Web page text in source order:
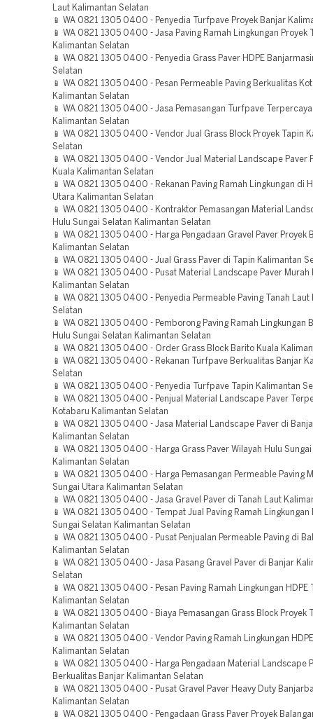
Laut Kalimantan Selatan
📱 WA 0821 1305 0400 - Penyedia Turfpave Proyek Banjar
📱 WA 0821 1305 0400 - Jasa Paving Ramah Lingkungan Proyek
Kalimantan Selatan
📱 WA 0821 1305 0400 - Penyedia Grass Paver HDPE
Selatan
📱 WA 0821 1305 0400 - Pesan Permeable Paving Berkualitas
Kalimantan Selatan
📱 WA 0821 1305 0400 - Jasa Pemasangan Turfpave
Kalimantan Selatan
📱 WA 0821 1305 0400 - Vendor Jual Grass Block Proyek Tapin
Selatan
📱 WA 0821 1305 0400 - Vendor Jual Material Landscape Paver
Kuala Kalimantan Selatan
📱 WA 0821 1305 0400 - Rekanan Paving Ramah Lingkungan di
Utara Kalimantan Selatan
📱 WA 0821 1305 0400 - Kontraktor Pemasangan Material
Hulu Sungai Selatan Kalimantan Selatan
📱 WA 0821 1305 0400 - Harga Pengadaan Gravel Paver Proyek
Kalimantan Selatan
📱 WA 0821 1305 0400 - Jual Grass Paver di Tapin Kalimantan
📱 WA 0821 1305 0400 - Pusat Material Landscape Paver Murah
Kalimantan Selatan
📱 WA 0821 1305 0400 - Penyedia Permeable Paving Tanah Laut
Selatan
📱 WA 0821 1305 0400 - Pemborong Paving Ramah Lingkungan
Hulu Sungai Selatan Kalimantan Selatan
📱 WA 0821 1305 0400 - Order Grass Block Barito Kuala
📱 WA 0821 1305 0400 - Rekanan Turfpave Berkualitas Banjar
Selatan
📱 WA 0821 1305 0400 - Penyedia Turfpave Tapin Kalimantan
📱 WA 0821 1305 0400 - Penjual Material Landscape Paver
Kotabaru Kalimantan Selatan
📱 WA 0821 1305 0400 - Jasa Material Landscape Paver di
Kalimantan Selatan
📱 WA 0821 1305 0400 - Harga Grass Paver Wilayah Hulu
Kalimantan Selatan
📱 WA 0821 1305 0400 - Harga Pemasangan Permeable Paving
Sungai Utara Kalimantan Selatan
📱 WA 0821 1305 0400 - Jasa Gravel Paver di Tanah Laut
📱 WA 0821 1305 0400 - Tempat Jual Paving Ramah Lingkungan
Sungai Selatan Kalimantan Selatan
📱 WA 0821 1305 0400 - Pusat Penjualan Permeable Paving di
Kalimantan Selatan
📱 WA 0821 1305 0400 - Jasa Pasang Gravel Paver di Banjar
Selatan
📱 WA 0821 1305 0400 - Pesan Paving Ramah Lingkungan HDPE
Kalimantan Selatan
📱 WA 0821 1305 0400 - Biaya Pemasangan Grass Block Proyek
Kalimantan Selatan
📱 WA 0821 1305 0400 - Vendor Paving Ramah Lingkungan
Kalimantan Selatan
📱 WA 0821 1305 0400 - Harga Pengadaan Material Landscape
Berkualitas Banjar Kalimantan Selatan
📱 WA 0821 1305 0400 - Pusat Gravel Paver Heavy Duty
Kalimantan Selatan
📱 WA 0821 1305 0400 - Pengadaan Grass Paver Proyek